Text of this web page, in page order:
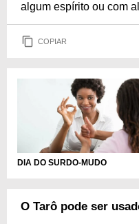
algum espírito ou com
COPIAR
DIA DO SURDO-MUDO
O Tarô pode ser